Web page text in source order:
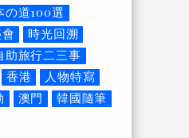
の道100選
時光回溯
助旅行二三事
香港
人物特寫
澳門
韓國隨筆